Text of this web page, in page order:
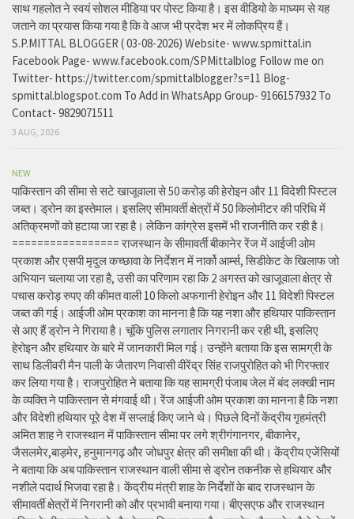
साथ गहलोत ने स्वयं सोशल मीडिया पर पोस्ट किया है। इस वीडियो के माध्यम से यह
जताने का प्रयास किया गया है कि वे आज भी प्रदेश भर में लोकप्रिय हैं।
S.P.MITTAL BLOGGER ( 03-08-2026) Website- www.spmittal.in
Facebook Page- www.facebook.com/SPMittalblog Follow me on
Twitter- https://twitter.com/spmittalblogger?s=11 Blog-
spmittal.blogspot.com To Add in WhatsApp Group- 9166157932 To
Contact- 9829071511
3 AUG, 2026
NEW
पाकिस्तान की सीमा से सटे खाजूवाला से 50 करोड़ की हेरोइन और 11 विदेशी पिस्टल
जब्त। ड्रोन का इस्तेमाल। इसलिए सीमावर्ती क्षेत्रों में 50 किलोमीटर की परिधि में
अतिक्रमणों को हटाया जा रहा है। लेकिन कांग्रेस इसमें भी राजनीति कर रही है।
================= राजस्थान के सीमावर्ती बीकानेर रेंज में आईजी ओम
प्रकाश और एसपी मृदुल कच्छावा के निर्देशन में नार्को आर्म्स, सिडीकेट के खिलाफ जो
अभियान चलाया जा रहा है, उसी का परिणाम रहा कि 2 अगस्त को खाजूवाला क्षेत्र से
पचास करोड़ रुपए की कीमत वाली 10 किलो अफगानी हेरोइन और 11 विदेशी पिस्टल
जब्त की गई। आईजी ओम प्रकाश का मानना है कि यह नशा और हथियार पाकिस्तान
से आए हैं ड्रोन ने गिराया है। चूंकि पुलिस लगातार निगरानी कर रही थी, इसलिए
हेरोइन और हथियार के बारे में जानकारी मिल गई। उन्होंने बताया कि इस सामग्री के
साथ डिलीवरी मैन पाली के जैतारण निवासी वीरेंद्र सिंह राजपुरोहित को भी गिरफ्तार
कर लिया गया है। राजपुरोहित ने बताया कि यह सामग्री पंजाब जेल में बंद लक्खी नाम
के व्यक्ति ने पाकिस्तान से मंगवाई थी। रेंज आईजी ओम प्रकाश का मानना है कि नशा
और विदेशी हथियार पूरे देश में सप्लाई किए जाने थे। पिछले दिनों केंद्रीय गृहमंत्री
अमित शाह ने राजस्थान में पाकिस्तान सीमा पर लगे श्रीगंगानगर, बीकानेर,
जैसलमेर,बाड़मेर, हनुमानगढ़ और जोधपुर क्षेत्र की समीक्षा की थी। केंद्रीय एजेंसियों
ने बताया कि अब पाकिस्तान राजस्थान वाली सीमा से ड्रोन तकनीक से हथियार और
नशीले पदार्थ भिजवा रहा है। केंद्रीय मंत्री शाह के निर्देशों के बाद राजस्थान के
सीमावर्ती क्षेत्रों में निगरानी को और प्रभावी बनाया गया। बीएसएफ और राजस्थान